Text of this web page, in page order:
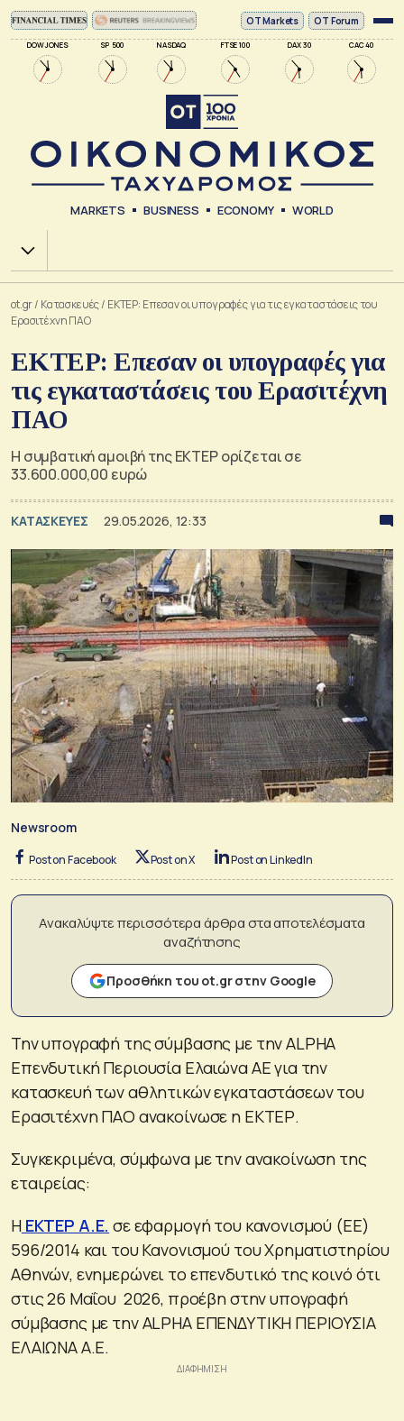
DOW JONES SP 500 NASDAQ FTSE 100 DAX 30 CAC 40
ΟΤ Markets OT Forum
MARKETS BUSINESS ECONOMY WORLD
Χ.Α.
ot.gr/ Κατασκευές/ ΕΚΤΕΡ: Επεσαν οι υπογραφές για τις εγκαταστάσεις του
Ερασιτέχνη ΠΑΟ
ΕΚΤΕΡ: Επεσαν οι υπογραφές για
τις εγκαταστάσεις του Ερασιτέχνη
ΠΑΟ
Η συμβατική αμοιβή της ΕΚΤΕΡ ορίζεται σε
33.600.000,00 ευρώ
ΚΑΤΑΣΚΕΥΕΣ 29.05.2026, 12:33
Newsroom
Post on Facebook Post on X Post on LinkedIn
Ανακαλύψτε περισσότερα άρθρα στα αποτελέσματα
αναζήτησης
Προσθήκη του ot.gr στην Google
Την υπογραφή της σύμβασης με την ALPHA
Επενδυτική Περιουσία Ελαιώνα ΑΕ για την
κατασκευή των αθλητικών εγκαταστάσεων του
Ερασιτέχνη ΠΑΟ ανακοίνωσε η ΕΚΤΕΡ.
Συγκεκριμένα, σύμφωνα με την ανακοίνωση της
εταιρείας:
ΗΕΚΤΕΡ Α.Ε. σε εφαρμογή του κανονισμού (ΕΕ)
596/2014 και του Κανονισμού του Χρηματιστηρίου
Αθηνών, ενημερώνει το επενδυτικό της κοινό ότι
στις 26 Μαΐου 2026, προέβη στην υπογραφή
σύμβασης με την ALPHA ΕΠΕΝΔΥΤΙΚΗ ΠΕΡΙΟΥΣΙΑ
ΕΛΑΙΩΝΑ Α.Ε.